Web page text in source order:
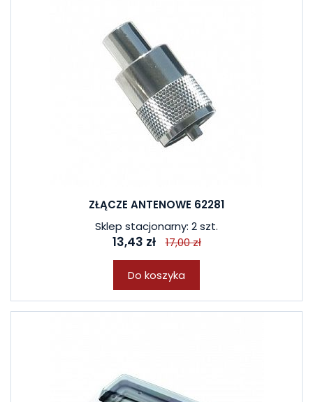
ZŁĄCZE ANTENOWE 62281
Sklep stacjonarny: 2 szt.
13,43 zł 17,00 zł
Do koszyka